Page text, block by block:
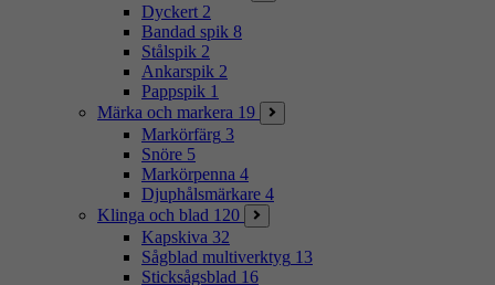
Dyckert 2
Bandad spik 8
Stålspik 2
Ankarspik 2
Pappspik 1
Märka och markera 19
Markörfärg 3
Snöre 5
Markörpenna 4
Djuphålsmärkare 4
Klinga och blad 120
Kapskiva 32
Sågblad multiverktyg 13
Sticksågsblad 16